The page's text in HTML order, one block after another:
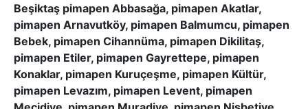
Beşiktaş pimapen Abbasağa, pimapen Akatlar,
pimapen Arnavutköy, pimapen Balmumcu, pimapen
Bebek, pimapen Cihannüma, pimapen Dikilitaş,
pimapen Etiler, pimapen Gayrettepe, pimapen
Konaklar, pimapen Kuruçeşme, pimapen Kültür,
pimapen Levazım, pimapen Levent, pimapen